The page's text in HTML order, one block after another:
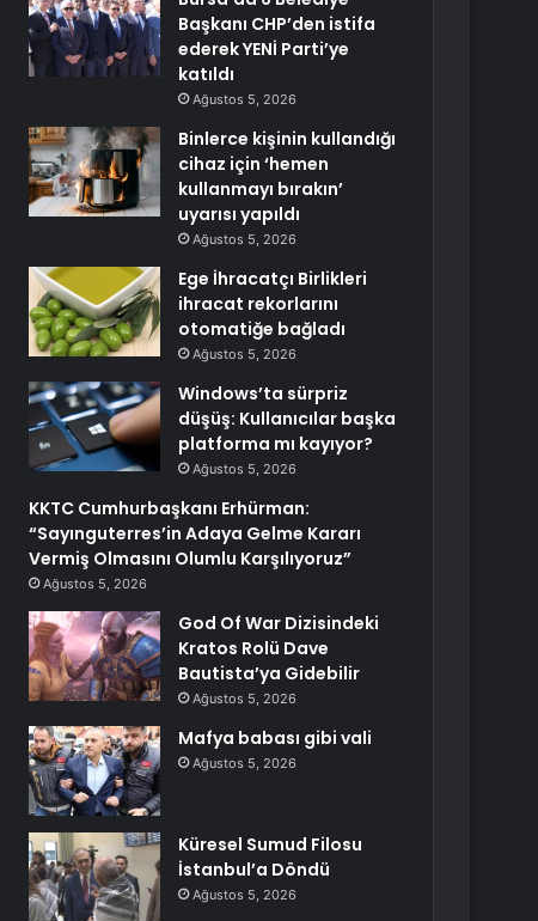
Başkanı CHP’den istifa
ederek YENİ Parti’ye
katıldı
Ağustos 5, 2026
Binlerce kişinin kullandığı
cihaz için ‘hemen
kullanmayı bırakın’
uyarısı yapıldı
Ağustos 5, 2026
Ege İhracatçı Birlikleri
ihracat rekorlarını
otomatiğe bağladı
Ağustos 5, 2026
Windows’ta sürpriz
düşüş: Kullanıcılar başka
platforma mı kayıyor?
Ağustos 5, 2026
KKTC Cumhurbaşkanı Erhürman:
“Sayınguterres’in Adaya Gelme Kararı
Vermiş Olmasını Olumlu Karşılıyoruz”
Ağustos 5, 2026
God Of War Dizisindeki
Kratos Rolü Dave
Bautista’ya Gidebilir
Ağustos 5, 2026
Mafya babası gibi vali
Ağustos 5, 2026
Küresel Sumud Filosu
İstanbul’a Döndü
Ağustos 5, 2026